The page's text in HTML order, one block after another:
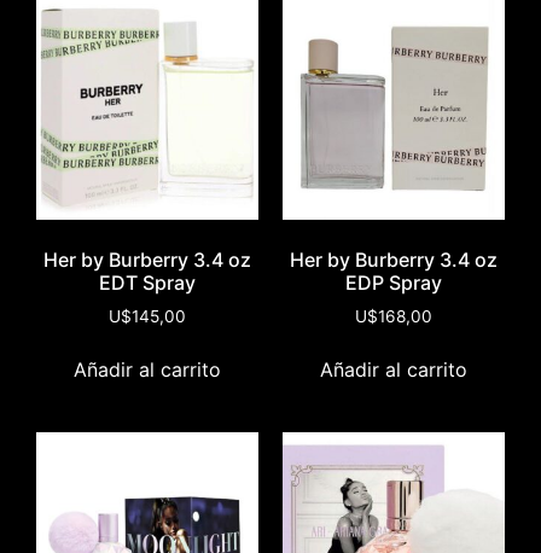
Her by Burberry 3.4 oz
EDT Spray
U$145,00
Añadir al carrito
Her by Burberry 3.4 oz
EDP Spray
U$168,00
Añadir al carrito